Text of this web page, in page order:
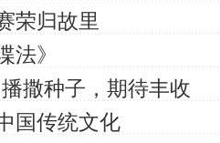
荣归故里
法》
撒种子，期待丰收
国传统文化